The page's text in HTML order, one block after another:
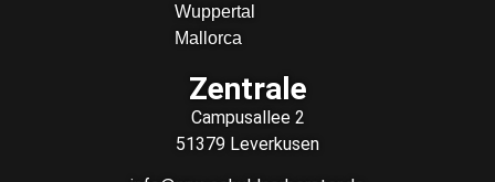
Wuppertal
Mallorca
Zentrale
Campusallee 2
51379 Leverkusen